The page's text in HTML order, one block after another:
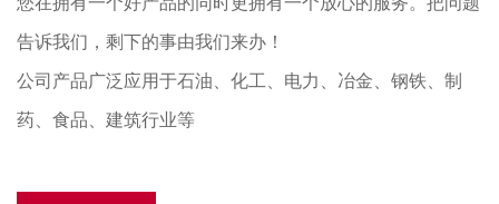
告诉我们，剩下的事由我们来办！
公司产品广泛应用于石油、化工、电力、冶金、钢铁、制
药、食品、建筑行业等